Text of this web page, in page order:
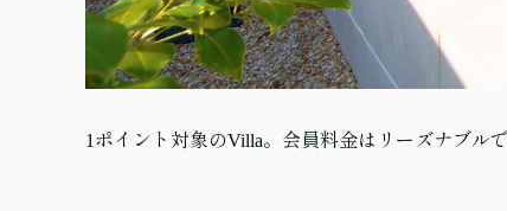
1ポイント対象のVilla。会員料金はリーズナブル